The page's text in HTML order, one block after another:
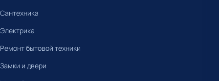
Сантехника
Электрика
Ремонт бытовой техники
Замки и двери